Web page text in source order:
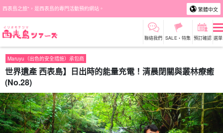
西表島之旅"，是西表島的專門活動預約網站。 繁體中文
聯絡我們 SALE・特集 預訂確認 選單
Maruyu（出色的安全措施）承包商
世界遺產 西表島】日出時的能量充電！清晨閉關與叢林療癒
(No.28)